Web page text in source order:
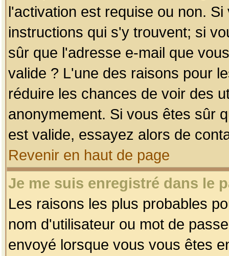
l'activation est requise ou non.
instructions qui s'y trouvent; si
sûr que l'adresse e-mail que
valide ? L'une des raisons pour
réduire les chances de voir des
anonymement. Si vous êtes sûr
est valide, essayez alors de
Revenir en haut de page
Je me suis enregistré dans le
Les raisons les plus probables
nom d'utilisateur ou mot de
envoyé lorsque vous vous êtes